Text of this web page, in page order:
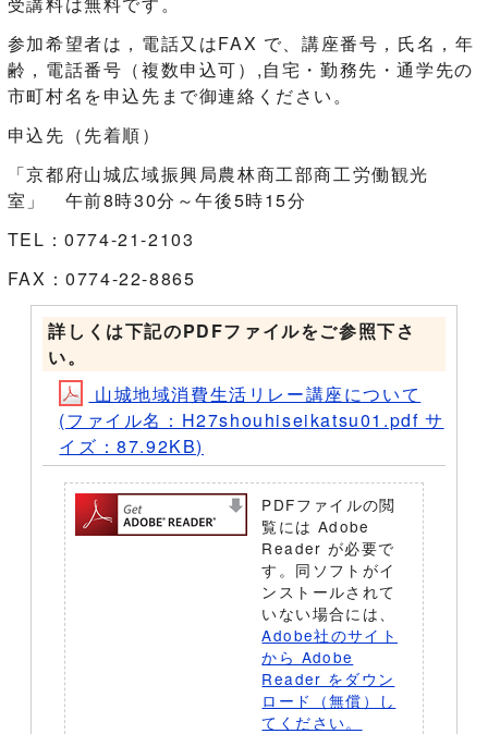
参加希望者は，電話又はFAX で、講座番号，氏名，年
齢，電話番号（複数申込可）,自宅・勤務先・通学先の
市町村名を申込先まで御連絡ください。
申込先（先着順）
「京都府山城広域振興局農林商工部商工労働観光
室」 午前8時30分～午後5時15分
TEL：0774-21-2103
FAX：0774-22-8865
詳しくは下記のPDFファイルをご参照下さ
い。
山城地域消費生活リレー講座について
(ファイル名：H27shouhiseikatsu01.pdf サ
イズ：87.92KB)
PDFファイルの閲
覧には Adobe
Reader が必要で
す。同ソフトがイ
ンストールされて
いない場合には、
Adobe社のサイト
から Adobe
Reader をダウン
ロード（無償）し
てください。